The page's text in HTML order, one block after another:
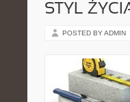
STYL
POSTED BY ADMIN